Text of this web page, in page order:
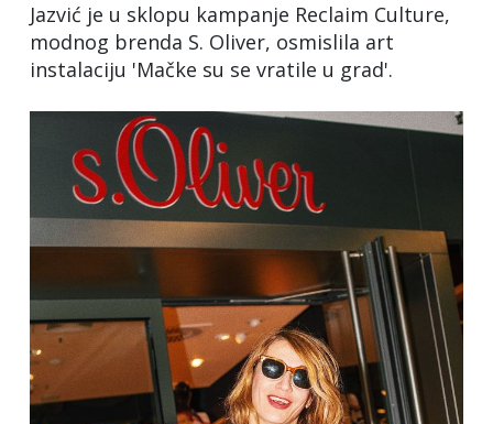
Jazvić je u sklopu kampanje Reclaim Culture,
modnog brenda S. Oliver, osmislila art
instalaciju 'Mačke su se vratile u grad'.